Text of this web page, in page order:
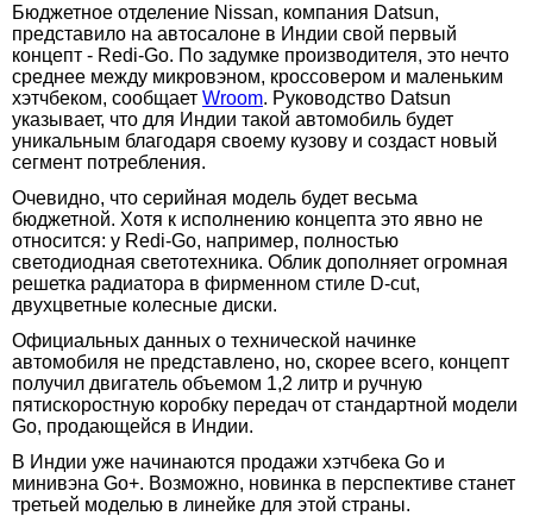
Бюджетное отделение Nissan, компания Datsun,
представило на автосалоне в Индии свой первый
концепт - Redi-Go. По задумке производителя, это нечто
среднее между микровэном, кроссовером и маленьким
хэтчбеком, сообщает Wroom. Руководство Datsun
указывает, что для Индии такой автомобиль будет
уникальным благодаря своему кузову и создаст новый
сегмент потребления.
Очевидно, что серийная модель будет весьма
бюджетной. Хотя к исполнению концепта это явно не
относится: у Redi-Go, например, полностью
светодиодная светотехника. Облик дополняет огромная
решетка радиатора в фирменном стиле D-cut,
двухцветные колесные диски.
Официальных данных о технической начинке
автомобиля не представлено, но, скорее всего, концепт
получил двигатель объемом 1,2 литр и ручную
пятискоростную коробку передач от стандартной модели
Go, продающейся в Индии.
В Индии уже начинаются продажи хэтчбека Go и
минивэна Go+. Возможно, новинка в перспективе станет
третьей моделью в линейке для этой страны.